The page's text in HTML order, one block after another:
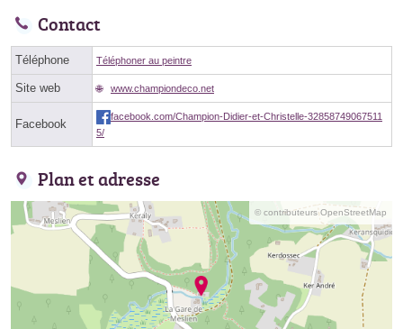
Contact
Téléphone Téléphoner au peintre
Site web www.championdeco.net
Facebook
facebook.com/Champion-Didier-et-Christelle-32858749067511
5/
Plan et adresse
© contributeurs OpenStreetMap